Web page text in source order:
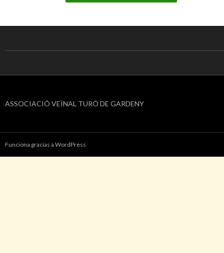
ASSOCIACIÓ VEÏNAL TURÓ DE GARDENY
Funciona gracias a WordPress